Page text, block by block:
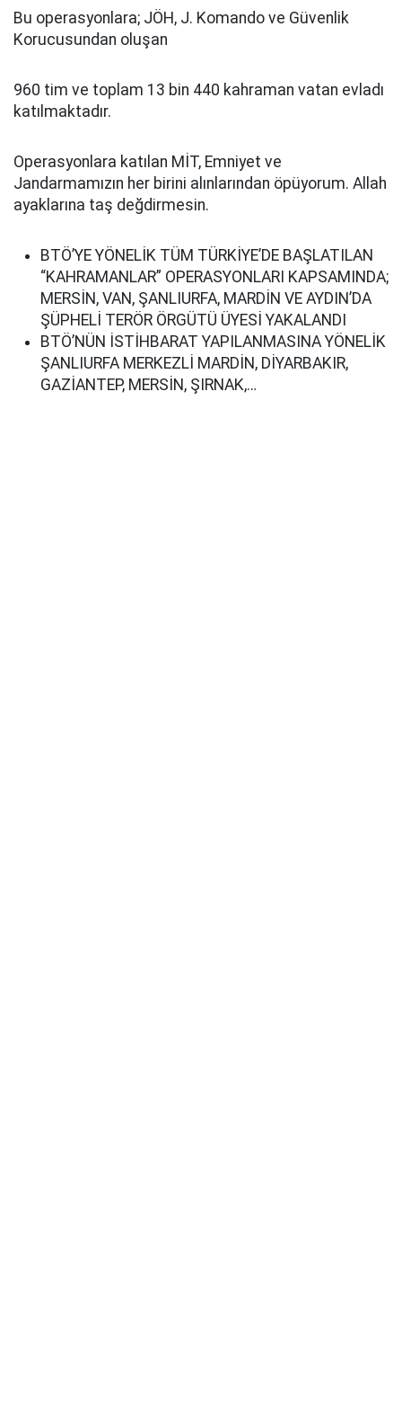
Bu operasyonlara; JÖH, J. Komando ve Güvenlik
Korucusundan oluşan
960 tim ve toplam 13 bin 440 kahraman vatan evladı
katılmaktadır.
Operasyonlara katılan MİT, Emniyet ve
Jandarmamızın her birini alınlarından öpüyorum. Allah
ayaklarına taş değdirmesin.
BTÖ’YE YÖNELİK TÜM TÜRKİYE’DE BAŞLATILAN
“KAHRAMANLAR” OPERASYONLARI KAPSAMINDA;
MERSİN, VAN, ŞANLIURFA, MARDİN VE AYDIN’DA
ŞÜPHELİ TERÖR ÖRGÜTÜ ÜYESİ YAKALANDI️
BTÖ’NÜN İSTİHBARAT YAPILANMASINA YÖNELİK
ŞANLIURFA MERKEZLİ MARDİN, DİYARBAKIR,
GAZİANTEP, MERSİN, ŞIRNAK,…